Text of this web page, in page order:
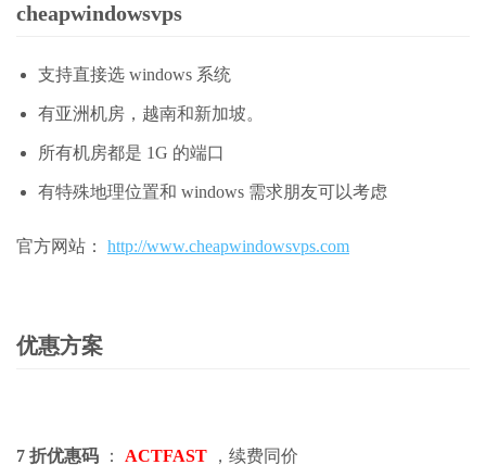
cheapwindowsvps
支持直接选 windows 系统
有亚洲机房，越南和新加坡。
所有机房都是 1G 的端口
有特殊地理位置和 windows 需求朋友可以考虑
官方网站： http://www.cheapwindowsvps.com
优惠方案
7 折优惠码 ： ACTFAST ，续费同价